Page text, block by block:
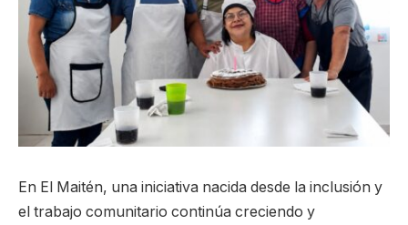
En El Maitén, una iniciativa nacida desde la inclusión y
el trabajo comunitario continúa creciendo y